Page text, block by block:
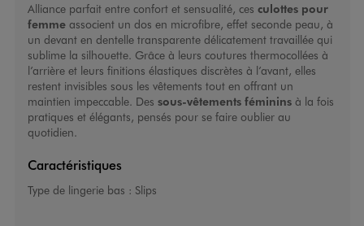
Alliance parfait entre confort et sensualité, ces culottes pour
femmeassocient un dos en microfibre, effet seconde peau, à
un devant en dentelle transparente délicatement travaillée qui
sublime la silhouette. Grâce à leurs coutures thermocollées à
l’arrière et leurs finitions élastiques discrètes à l’avant, elles
restent invisibles sous les vêtements tout en offrant un
maintien impeccable. Des sous-vêtements fémininsà la fois
pratiques et élégants, pensés pour se faire oublier au
quotidien.
Caractéristiques
Type de lingerie bas : Slips